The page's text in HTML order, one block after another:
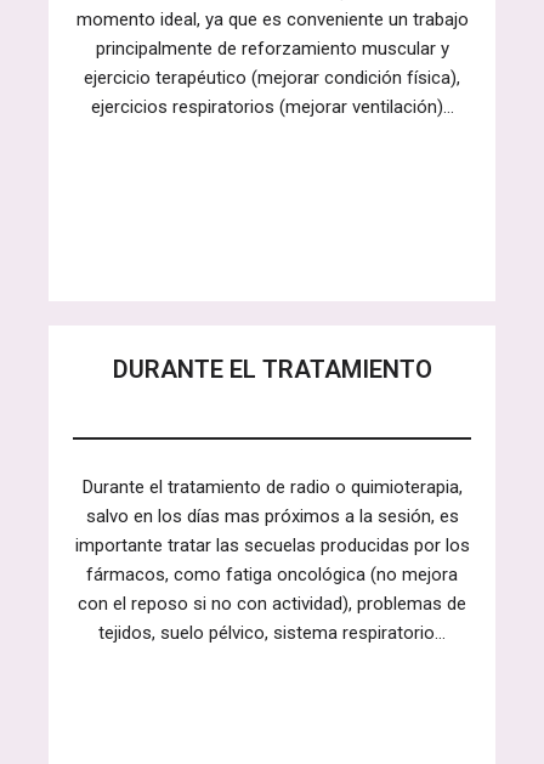
momento ideal, ya que es conveniente un trabajo
principalmente de reforzamiento muscular y
ejercicio terapéutico (mejorar condición física),
ejercicios respiratorios (mejorar ventilación)…
DURANTE EL TRATAMIENTO
Durante el tratamiento de radio o quimioterapia,
salvo en los días mas próximos a la sesión, es
importante tratar las secuelas producidas por los
fármacos, como fatiga oncológica (no mejora
con el reposo si no con actividad), problemas de
tejidos, suelo pélvico, sistema respiratorio…